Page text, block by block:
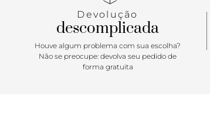
Devolução
descomplicada
Houve algum problema com sua escolha?
Não se preocupe: devolva seu pedido de
forma gratuita